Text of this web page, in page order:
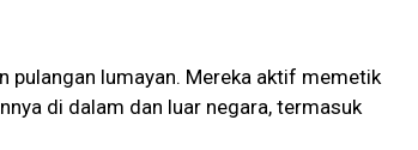
pulangan lumayan. Mereka aktif memetik
di dalam dan luar negara, termasuk